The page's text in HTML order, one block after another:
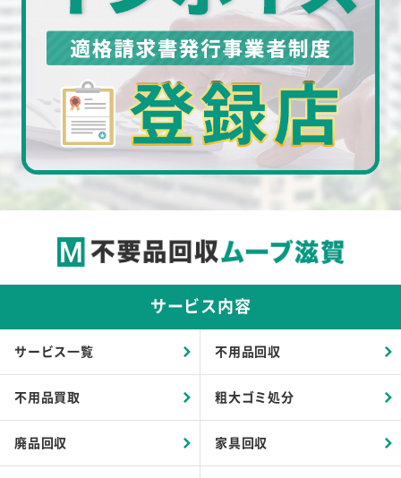
サービス内容
サービス一覧 不用品回収
不用品買取 粗大ゴミ処分
廃品回収 家具回収